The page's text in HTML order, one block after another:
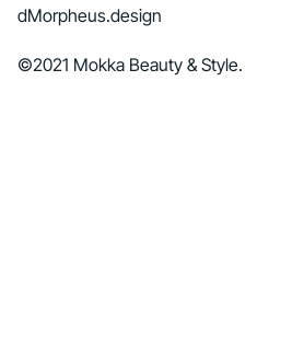
©2021 Mokka Beauty & Style.
dMorpheus.design